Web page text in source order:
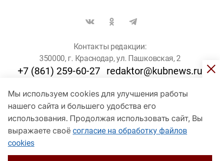
Мы используем cookies для улучшения работы
нашего сайта и большего удобства его
использования. Продолжая использовать сайт, Вы
выражаете своё согласие на обработку файлов
cookies
Контакты редакции:
350000, г. Краснодар, ул. Пашковская, 2
+7 (861) 259-60-27 redaktor@kubnews.ru
Для пользователей старше 16 лет
© Кубанские Новости, 2017
Сетевое издание «kubnews» зарегистрировано Федеральной
службой по надзору в сфере связи, информационных технологий
и массовых коммуникаций (Роскомнадзор). Регистрационный